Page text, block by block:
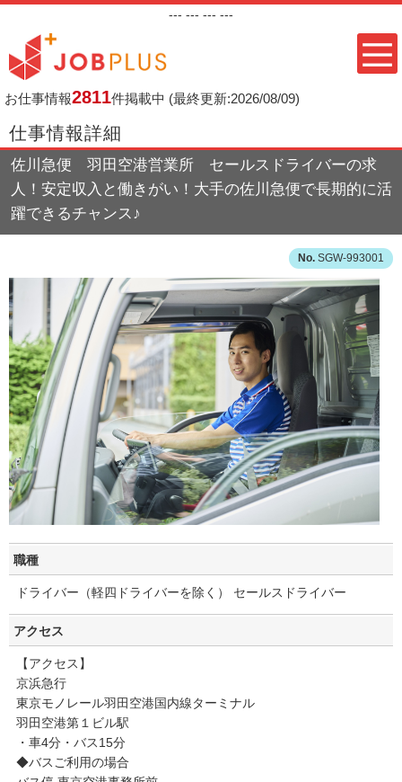
--- --- --- ---
お仕事情報2811件掲載中 (最終更新:2026/08/09)
仕事情報詳細
佐川急便 羽田空港営業所 セールスドライバーの求
人！安定収入と働きがい！大手の佐川急便で長期的に活
躍できるチャンス♪
SGW-993001
職種
ドライバー（軽四ドライバーを除く） セールスドライバー
アクセス
【アクセス】
京浜急行
東京モノレール羽田空港国内線ターミナル
羽田空港第１ビル駅
・車4分・バス15分
◆バスご利用の場合